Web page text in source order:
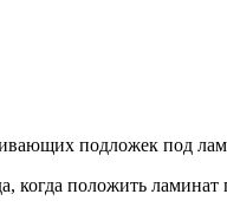
подложек под
положить ламинат